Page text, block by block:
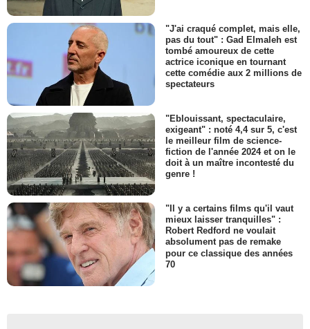
"J'ai craqué complet, mais elle,
pas du tout" : Gad Elmaleh est
tombé amoureux de cette
actrice iconique en tournant
cette comédie aux 2 millions de
spectateurs
"Eblouissant, spectaculaire,
exigeant" : noté 4,4 sur 5, c'est
le meilleur film de science-
fiction de l'année 2024 et on le
doit à un maître incontesté du
genre !
"Il y a certains films qu'il vaut
mieux laisser tranquilles" :
Robert Redford ne voulait
absolument pas de remake
pour ce classique des années
70